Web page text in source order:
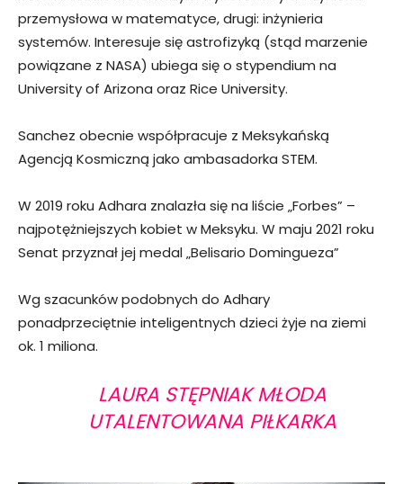
przemysłowa w matematyce, drugi: inżynieria
systemów. Interesuje się astrofizyką (stąd marzenie
powiązane z NASA) ubiega się o stypendium na
University of Arizona oraz Rice University.
Sanchez obecnie współpracuje z Meksykańską
Agencją Kosmiczną jako ambasadorka STEM.
W 2019 roku Adhara znalazła się na liście „Forbes” –
najpotężniejszych kobiet w Meksyku. W maju 2021 roku
Senat przyznał jej medal „Belisario Domingueza”
Wg szacunków podobnych do Adhary
ponadprzeciętnie inteligentnych dzieci żyje na ziemi
ok. 1 miliona.
LAURA STĘPNIAK MŁODA
UTALENTOWANA PIŁKARKA